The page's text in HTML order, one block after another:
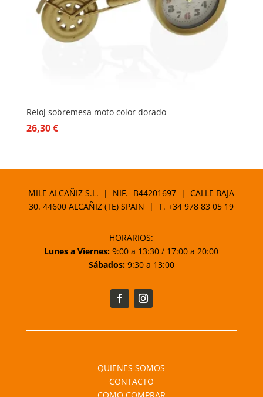
Reloj sobremesa moto color dorado
26,30€
MILE ALCAÑIZ S.L. | NIF.- B44201697 | CALLE BAJA
30. 44600 ALCAÑIZ (TE) SPAIN | T.+34 978 83 05 19
HORARIOS:
Lunes a Viernes: 9:00 a 13:30 / 17:00 a 20:00
Sábados:9:30 a 13:00
QUIENES SOMOS
CONTACTO